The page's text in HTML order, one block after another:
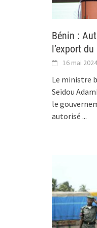
Bénin :
l’export
16 mai 2024
Le ministre
Seïdou
le
autorisé ...